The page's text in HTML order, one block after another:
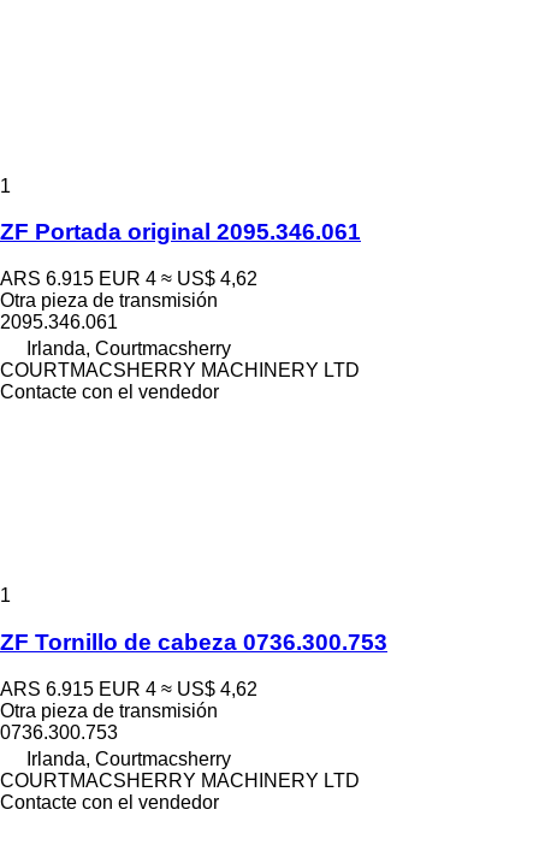
1
ZF Portada original 2095.346.061
ARS 6.915 EUR 4 ≈ US$ 4,62
Otra pieza de transmisión
2095.346.061
Irlanda, Courtmacsherry
COURTMACSHERRY MACHINERY LTD
Contacte con el vendedor
1
ZF Tornillo de cabeza 0736.300.753
ARS 6.915 EUR 4 ≈ US$ 4,62
Otra pieza de transmisión
0736.300.753
Irlanda, Courtmacsherry
COURTMACSHERRY MACHINERY LTD
Contacte con el vendedor